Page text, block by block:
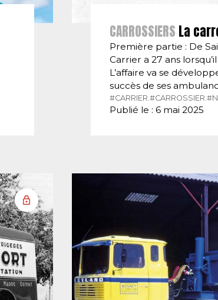
CARROSSIERS La
Première partie : De
Carrier a 27 ans
L’affaire va se
succès de ses
#CARRIER.#CARROSSIER.
Publié le : 6 mai 2025